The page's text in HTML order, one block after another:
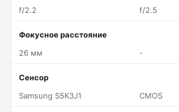
f/2.2
f/2.5
Фокусное расстояние
26 мм
-
Сенсор
Samsung S5K3J1
CMOS